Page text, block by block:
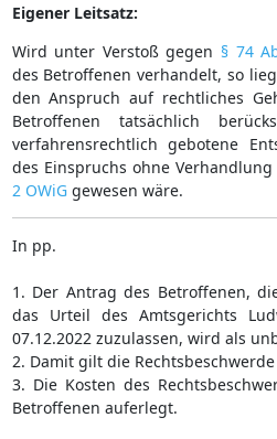
Eigener Leitsatz:
Wird unter Verstoß gegen § 74
des Betroffenen verhandelt, so
den Anspruch auf rechtliches
Betroffenen tatsächlich
verfahrensrechtlich gebotene
des Einspruchs ohne
2 OWiGgewesen wäre.
In pp.
1. Der Antrag des Betroffenen,
das Urteil des Amtsgerichts
07.12.2022 zuzulassen, wird als
2. Damit gilt die
3. Die Kosten des
Betroffenen auferlegt.